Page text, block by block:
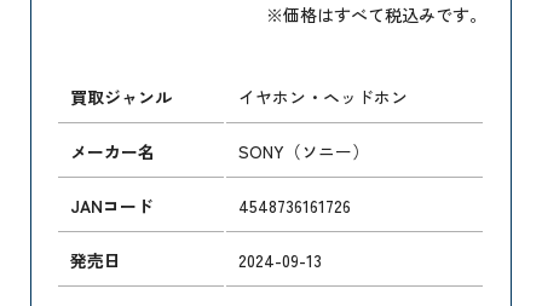
※価格はすべて税込みです。
買取ジャンル イヤホン・ヘッドホン
メーカー名 SONY（ソニー）
JANコード 4548736161726
発売日 2024-09-13